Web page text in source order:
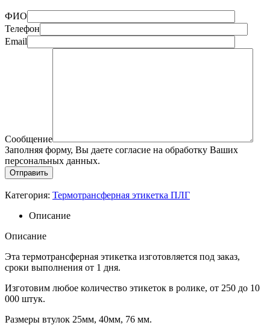
ФИО
Телефон
Email
Сообщение
Заполняя форму, Вы даете согласие на обработку Ваших
персональных данных.
Категория: Термотрансферная этикетка ПЛГ
Описание
Описание
Эта термотрансферная этикетка изготовляется под заказ,
сроки выполнения от 1 дня.
Изготовим любое количество этикеток в ролике, от 250 до 10
000 штук.
Размеры втулок 25мм, 40мм, 76 мм.